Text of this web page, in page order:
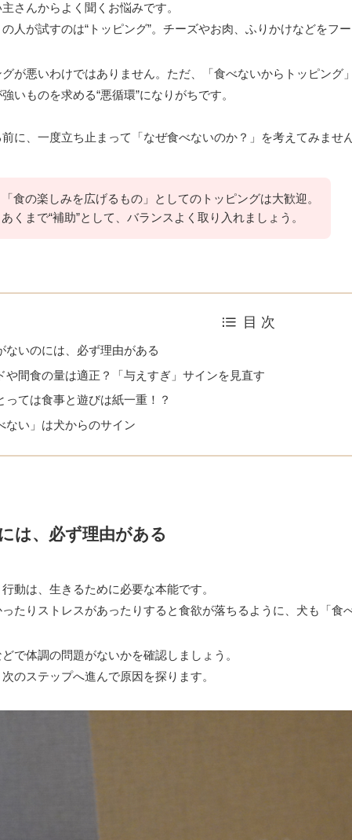
さんからよく聞くお悩みです。
人が試すのは“トッピング”。チーズやお肉、ふりかけなどをフ
が悪いわけではありません。ただ、「食べないからトッピング
いものを求める“悪循環”になりがちです。
に、一度立ち止まって「なぜ食べないのか？」を考えてみません
「食の楽しみを広げるもの」としてのトッピングは大歓迎。
あくまで“補助”として、バランスよく取り入れましょう。
目 次
ないのには、必ず理由がある
や間食の量は適正？「与えすぎ」サインを見直す
っては食事と遊びは紙一重！？
ない」は犬からのサイン
は、必ず理由がある
行動は、生きるために必要な本能です。
たりストレスがあったりすると食欲が落ちるように、犬も「食
で体調の問題がないかを確認しましょう。
のステップへ進んで原因を探ります。